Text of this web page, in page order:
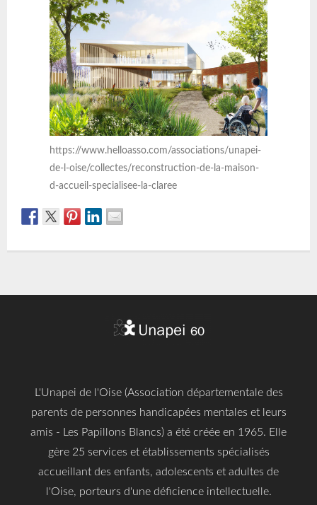
https://www.helloasso.com/associations/unapei-
de-l-oise/collectes/reconstruction-de-la-maison-
d-accueil-specialisee-la-claree
L'Unapei de l'Oise (Association départementale des
parents de personnes handicapées mentales et leurs
amis - Les Papillons Blancs) a été créée en 1965. Elle
gère 25 services et établissements spécialisés
accueillant des enfants, adolescents et adultes de
l'Oise, porteurs d'une déficience intellectuelle.